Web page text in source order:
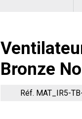
Bronze
Réf. MAT_IR5-